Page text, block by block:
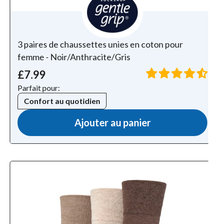
3 paires de chaussettes unies en coton pour
femme - Noir/Anthracite/Gris
£7.99
Parfait pour:
Confort au quotidien
Ajouter au panier